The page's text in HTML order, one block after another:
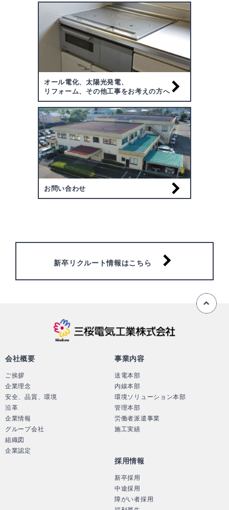
オール電化、太陽光発電、
リフォーム、その他工事をお考えの方へ
お問い合わせ
新卒リクルート情報はこちら
会社概要
ご挨拶
企業理念
安全、品質、環境
沿革
企業情報
グループ会社
組織図
企業認定
事業内容
送電本部
内線本部
環境ソリューション本部
管理本部
労働者派遣事業
施工実績
採用情報
新卒採用
中途採用
障がい者採用